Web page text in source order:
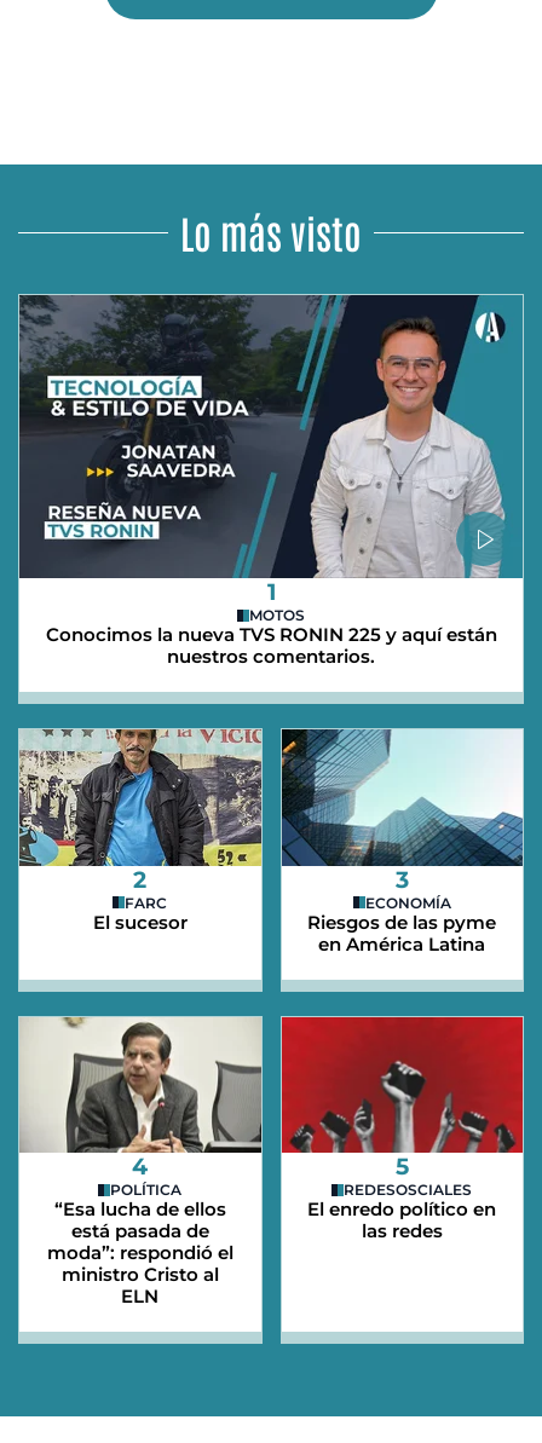
Lo más visto
1
MOTOS
Conocimos la nueva TVS RONIN 225 y aquí están
nuestros comentarios.
2
FARC
El sucesor
3
ECONOMÍA
Riesgos de las pyme
en América Latina
4
POLÍTICA
“Esa lucha de ellos
está pasada de
moda”: respondió el
ministro Cristo al
ELN
5
REDESOSCIALES
El enredo político en
las redes